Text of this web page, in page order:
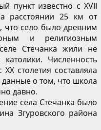
пункт известно с XVII
расстоянии 25 км от
что село было древним
и религиозным
Стечанка жили не
Численность
столетия составляла
о том, что школа
давно.
села Стечанка было
Згуровского района